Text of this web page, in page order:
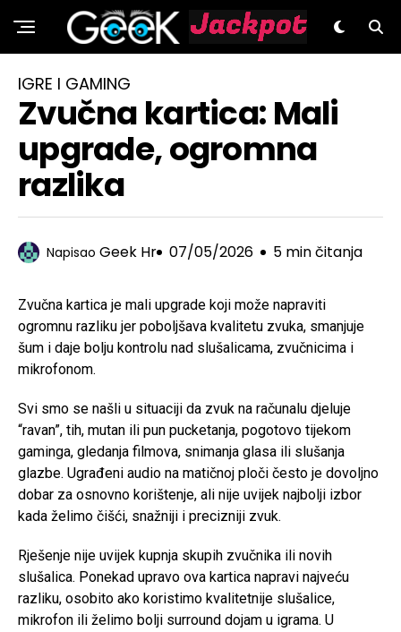
GeeK.hr
IGRE I GAMING
Zvučna kartica: Mali
upgrade, ogromna
razlika
Napisao Geek Hr 07/05/2026 5 min čitanja
Zvučna kartica je mali upgrade koji može napraviti
ogromnu razliku jer poboljšava kvalitetu zvuka, smanjuje
šum i daje bolju kontrolu nad slušalicama, zvučnicima i
mikrofonom.
Svi smo se našli u situaciji da zvuk na računalu djeluje
“ravan”, tih, mutan ili pun pucketanja, pogotovo tijekom
gaminga, gledanja filmova, snimanja glasa ili slušanja
glazbe. Ugrađeni audio na matičnoj ploči često je dovoljno
dobar za osnovno korištenje, ali nije uvijek najbolji izbor
kada želimo čišći, snažniji i precizniji zvuk.
Rješenje nije uvijek kupnja skupih zvučnika ili novih
slušalica. Ponekad upravo ova kartica napravi najveću
razliku, osobito ako koristimo kvalitetnije slušalice,
mikrofon ili želimo bolji surround dojam u igrama. U